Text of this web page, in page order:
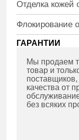
Отделка кожей
Флокирование
ГАРАНТИИ
Мы продаем
товар и
поставщиков,
качества от
без всяких